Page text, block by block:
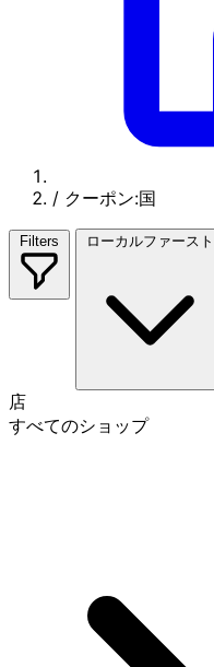
/ クーポン:国
Filters ローカルファースト
店
すべてのショップ